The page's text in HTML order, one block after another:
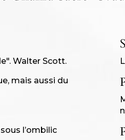
Walter Scott.
mais aussi du
l’ombilic